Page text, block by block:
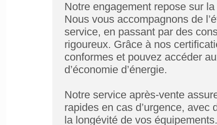
Notre engagement repose sur
Nous vous accompagnons de
service, en passant par des
rigoureux. Grâce à nos
conformes et pouvez accéder
d’économie d’énergie.
Notre service après-vente
rapides en cas d’urgence, avec
la longévité de vos